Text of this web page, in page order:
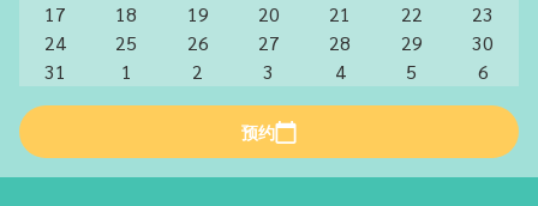
17
18 19 20 21 22
23
24
25 26 27 28 29
30
31
1 2 3 4 5 6
预约